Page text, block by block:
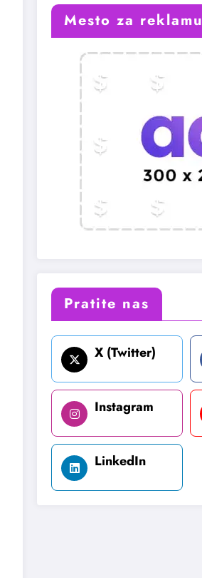
Mesto za reklamu
Pratite nas
X (Twitter)
Instagram
LinkedIn